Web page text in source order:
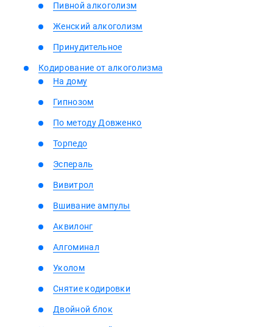
Пивной алкоголизм
Женский алкоголизм
Принудительное
Кодирование от алкоголизма
На дому
Гипнозом
По методу Довженко
Торпедо
Эспераль
Вивитрол
Вшивание ампулы
Аквилонг
Алгоминал
Уколом
Снятие кодировки
Двойной блок